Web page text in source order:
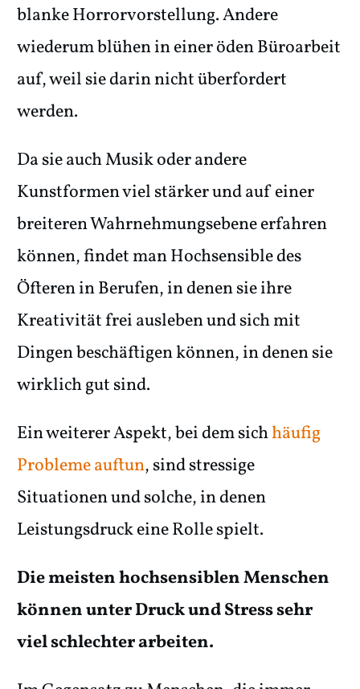
blanke Horrorvorstellung. Andere
wiederum blühen in einer öden Büroarbeit
auf, weil sie darin nicht überfordert
werden.
Da sie auch Musik oder andere
Kunstformen viel stärker und auf einer
breiteren Wahrnehmungsebene erfahren
können, findet man Hochsensible des
Öfteren in Berufen, in denen sie ihre
Kreativität frei ausleben und sich mit
Dingen beschäftigen können, in denen sie
wirklich gut sind.
Ein weiterer Aspekt, bei dem sichhäufig
Probleme auftun, sind stressige
Situationen und solche, in denen
Leistungsdruck eine Rolle spielt.
Die meisten hochsensiblen Menschen
können unter Druck und Stress sehr
viel schlechter arbeiten.